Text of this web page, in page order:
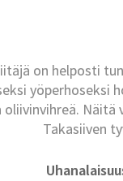
on helposti
yöperhoseksi
oliivinvihreä.
Takasiiven